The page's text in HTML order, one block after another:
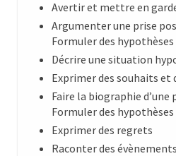
Avertir et mettre en
Argumenter une prise
Formuler des hypothèses
Décrire une situation
Exprimer des souhaits et
Faire la biographie
Formuler des hypothèses
Exprimer des regrets
Raconter des